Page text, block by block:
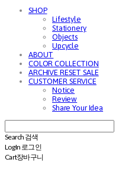
SHOP
Lifestyle
Stationery
Objects
Upcycle
ABOUT
COLOR COLLECTION
ARCHIVE RESET SALE
CUSTOMER SERVICE
Notice
Review
Share Your Idea
Search 검색
Log In 로그인
Cart장바구니